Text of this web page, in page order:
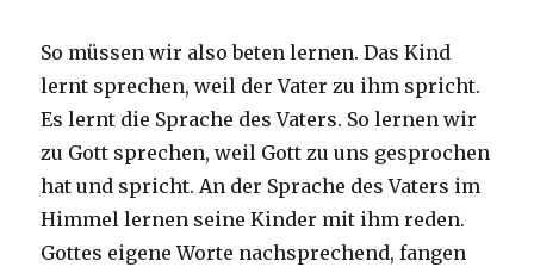
So müssen wir also beten lernen. Das Kind
lernt sprechen, weil der Vater zu ihm spricht.
Es lernt die Sprache des Vaters. So lernen wir
zu Gott sprechen, weil Gott zu uns gesprochen
hat und spricht. An der Sprache des Vaters im
Himmel lernen seine Kinder mit ihm reden.
Gottes eigene Worte nachsprechend, fangen